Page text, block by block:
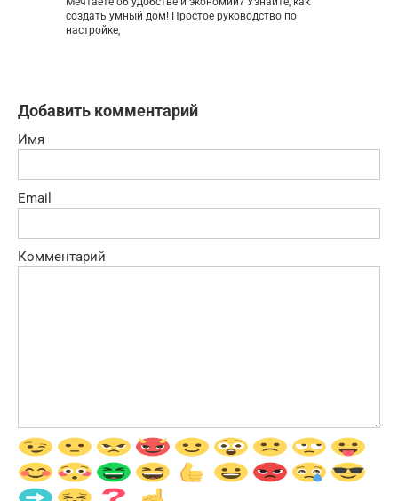
создать умный дом! Простое руководство по
настройке,
Добавить комментарий
Имя
Email
Комментарий